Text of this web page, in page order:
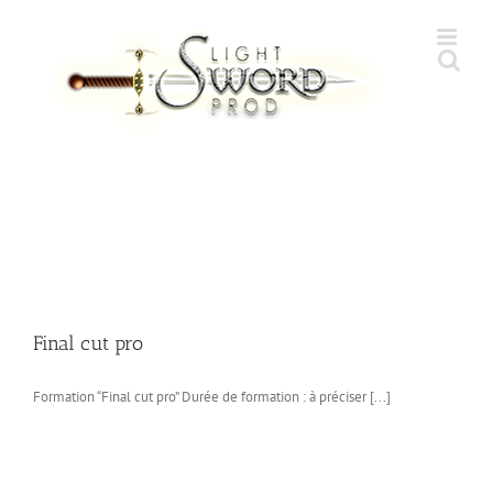
Final cut pro
Formation “Final cut pro” Durée de formation : à préciser [...]